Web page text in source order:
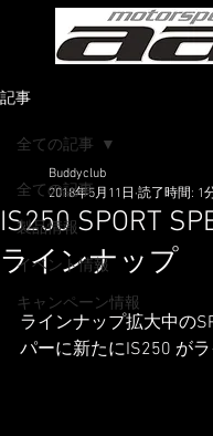
記事
全ての記事
製品情報
イベント情報
キャンペーン情報
全ての記事
IS250 SPORT
ラインナップ
Buddyclub
2018年5月11日 読了時間: 1
ラインナップ拡大中の
パーに新たにIS250 がラ